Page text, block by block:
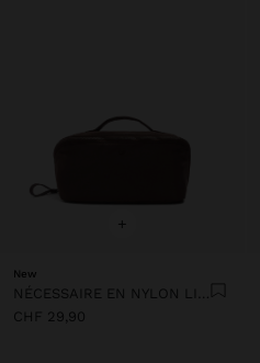
+
New
CHF 29,90